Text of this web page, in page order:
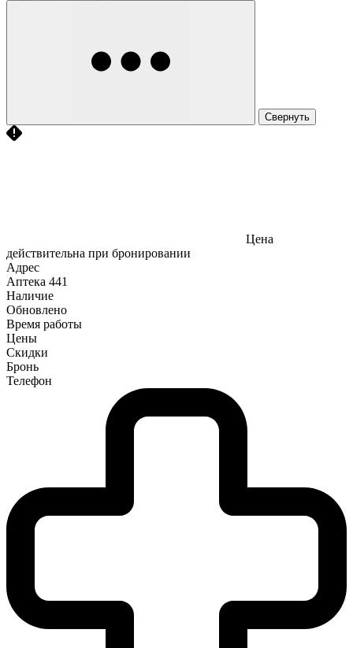
Свернуть
Цена
действительна при бронировании
Адрес
Аптека 441
Наличие
Обновлено
Время работы
Цены
Скидки
Бронь
Телефон